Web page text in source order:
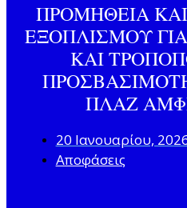
ΠΡΟΜΗΘΕΙΑ
ΕΞΟΠΛΙΣΜΟΥ
ΚΑΙ
ΠΛΑΖ
20 Ιανουαρίου,
Αποφάσεις